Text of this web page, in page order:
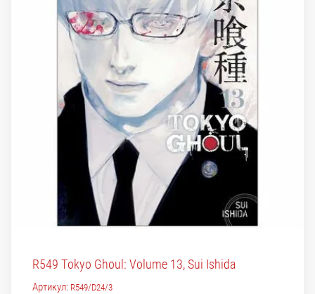
R549 Tokyo Ghoul: Volume 13, Sui Ishida
Артикул: R549/D24/3